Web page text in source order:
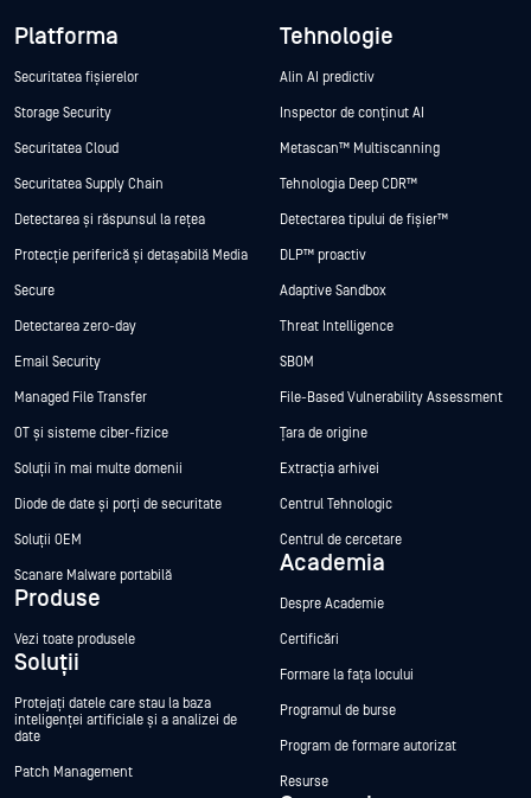
Platforma
Securitatea fișierelor
Storage Security
Securitatea Cloud
Securitatea Supply Chain
Detectarea și răspunsul la rețea
Protecție periferică și detașabilă Media
Secure
Detectarea zero-day
Email Security
Managed File Transfer
OT și sisteme ciber-fizice
Soluții în mai multe domenii
Diode de date și porți de securitate
Soluții OEM
Scanare Malware portabilă
Produse
Vezi toate produsele
Soluții
Protejați datele care stau la baza
inteligenței artificiale și a analizei de
date
Patch Management
Tehnologie
Alin AI predictiv
Inspector de conținut AI
Metascan™ Multiscanning
Tehnologia Deep CDR™
Detectarea tipului de fișier™
DLP™ proactiv
Adaptive Sandbox
Threat Intelligence
SBOM
File-Based Vulnerability Assessment
Țara de origine
Extracția arhivei
Centrul Tehnologic
Centrul de cercetare
Academia
Despre Academie
Certificări
Formare la fața locului
Programul de burse
Program de formare autorizat
Resurse